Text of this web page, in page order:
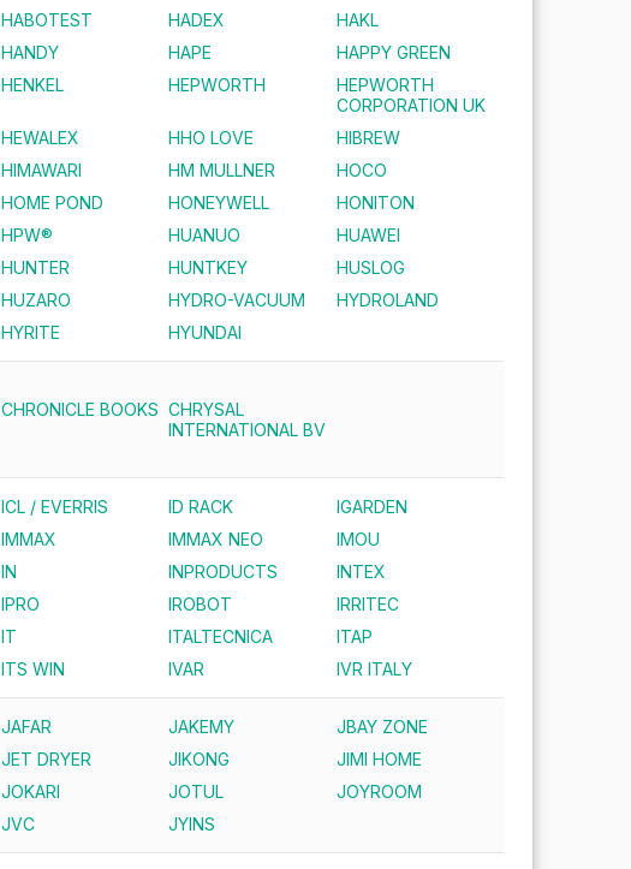
HABOTEST HADEX
HAKL
HANDY HAPE
HAPPY GREEN
HENKEL HEPWORTH
HEPWORTH
CORPORATION UK
HEWALEX HHO LOVE
HIBREW
HIMAWARI HM MULLNER
HOCO
HOME POND HONEYWELL
HONITON
HPW® HUANUO
HUAWEI
HUNTER HUNTKEY
HUSLOG
HUZARO HYDRO-VACUUM
HYDROLAND
HYRITE HYUNDAI
CHRONICLE BOOKS CHRYSAL
INTERNATIONAL BV
ICL / EVERRIS ID RACK
IGARDEN
IMMAX IMMAX NEO
IMOU
IN INPRODUCTS
INTEX
IPRO IROBOT
IRRITEC
IT ITALTECNICA
ITAP
ITS WIN IVAR IVR ITALY
JAFAR JAKEMY
JBAY ZONE
JET DRYER JIKONG
JIMI HOME
JOKARI JOTUL
JOYROOM
JVC JYINS